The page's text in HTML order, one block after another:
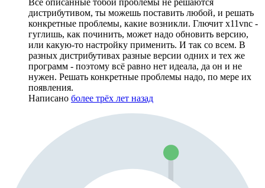
Все описанные тобой проблемы не решаются
дистрибутивом, ты можешь поставить любой, и решать
конкретные проблемы, какие возникли. Глючит x11vnc -
гуглишь, как починить, может надо обновить версию,
или какую-то настройку применить. И так со всем. В
разных дистрибутивах разные версии одних и тех же
программ - поэтому всё равно нет идеала, да он и не
нужен. Решать конкретные проблемы надо, по мере их
появления.
Написано более трёх лет назад